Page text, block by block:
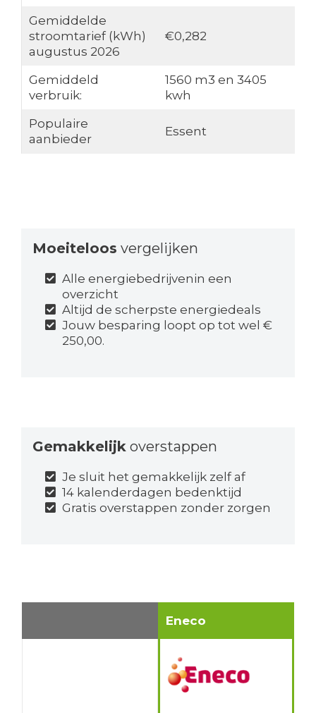
Gemiddelde
stroomtarief (kWh)
augustus 2026
€0,282
Gemiddeld
verbruik:
1560 m3 en 3405
kwh
Populaire
aanbieder
Essent
Moeiteloos vergelijken
Alle energiebedrijvenin een
overzicht
Altijd de scherpste energiedeals
Jouw besparing loopt op tot wel €
250,00.
Gemakkelijkoverstappen
Je sluit het gemakkelijk zelf af
14 kalenderdagen bedenktijd
Gratis overstappen zonder zorgen
Eneco